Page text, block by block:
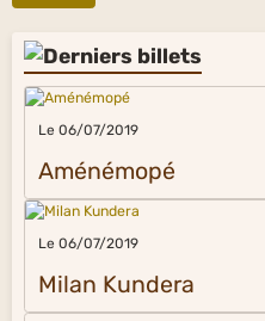
Le 06/07/2019
Aménémopé
Le 06/07/2019
Milan Kundera